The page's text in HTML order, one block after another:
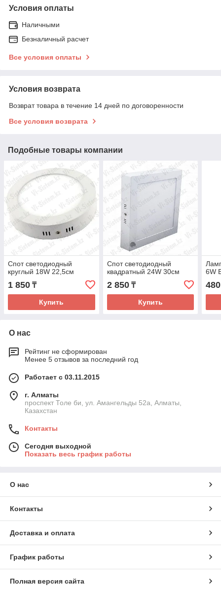
Условия оплаты
Наличными
Безналичный расчет
Все условия оплаты
Условия возврата
Возврат товара в течение 14 дней по договоренности
Все условия возврата
Подобные товары компании
Спот светодиодный
круглый 18W 22,5см
1 850 ₸
Купить
Спот светодиодный
квадратный 24W 30см
2 850₸
Купить
6W
480
О нас
Рейтинг не сформирован
Менее 5 отзывов за последний год
Работает с 03.11.2015
г. Алматы
проспект Толе би, ул. Амангельды 52а, Алматы,
Казахстан
Контакты
Сегодня выходной
Показать весь график работы
О нас
Контакты
Доставка и оплата
График работы
Полная версия сайта